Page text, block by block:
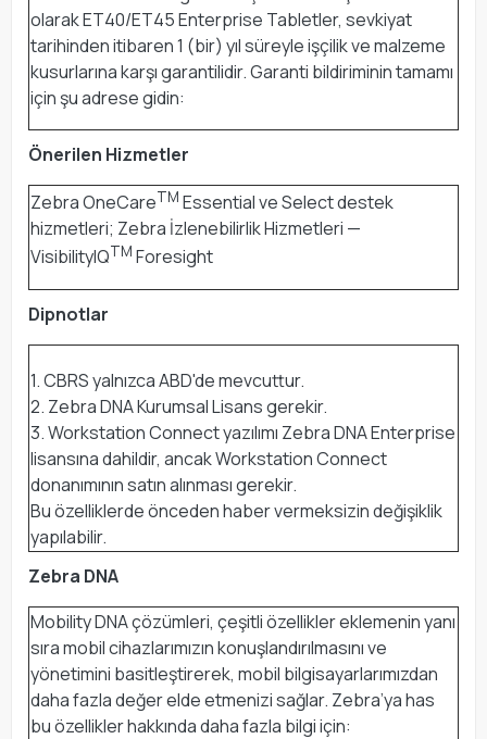
olarak ET40/ET45 Enterprise Tabletler, sevkiyat
tarihinden itibaren 1 (bir) yıl süreyle işçilik ve malzeme
kusurlarına karşı garantilidir. Garanti bildiriminin tamamı
için şu adrese gidin:
Önerilen Hizmetler
Zebra OneCareTM Essential ve Select destek
hizmetleri; Zebra İzlenebilirlik Hizmetleri —
VisibilityIQTM Foresight
Dipnotlar
1. CBRS yalnızca ABD'de mevcuttur.
2. Zebra DNA Kurumsal Lisans gerekir.
3. Workstation Connect yazılımı Zebra DNA Enterprise
lisansına dahildir, ancak Workstation Connect
donanımının satın alınması gerekir.
Bu özelliklerde önceden haber vermeksizin değişiklik
yapılabilir.
Zebra DNA
Mobility DNA çözümleri, çeşitli özellikler eklemenin yanı
sıra mobil cihazlarımızın konuşlandırılmasını ve
yönetimini basitleştirerek, mobil bilgisayarlarımızdan
daha fazla değer elde etmenizi sağlar. Zebra’ya has
bu özellikler hakkında daha fazla bilgi için: